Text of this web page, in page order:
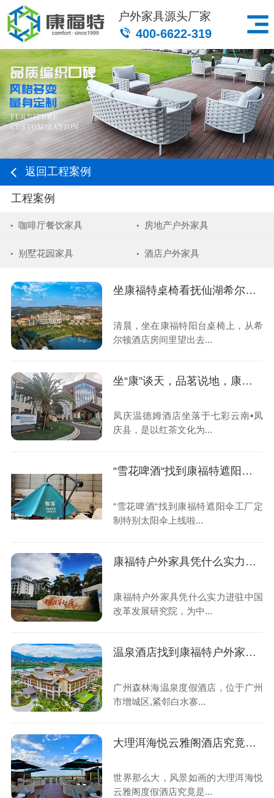
户外家具源头厂家
400-6622-319
返回工程案例
工程案例
咖啡厅餐饮家具 房地产户外家具
别墅花园家具 酒店户外家具
坐康福特桌椅看抚仙湖希尔顿酒店不一样的美
清晨，坐在康福特阳台桌椅上，从希
尔顿酒店房间里望出去...
坐“康”谈天，品茗说地，康福特户外家具带您走进滇红茶之乡
凤庆温德姆酒店坐落于七彩云南▪凤
庆县，是以红茶文化为...
“雪花啤酒“找到康福特遮阳伞工厂定制特别太阳伞上线啦
“雪花啤酒“找到康福特遮阳伞工厂定
制特别太阳伞上线啦...
康福特户外家具凭什么实力进驻中国改革发展研究院
康福特户外家具凭什么实力进驻中国
改革发展研究院，为中...
温泉酒店找到康福特户外家具定制一件特别“东西”
广州森林海温泉度假酒店，位于广州
市增城区,紧邻白水寨...
大理洱海悦云雅阁酒店究竟是为何不远千里找到康福特户外家具？
世界那么大，风景如画的大理洱海悦
云雅阁度假酒店究竟是...